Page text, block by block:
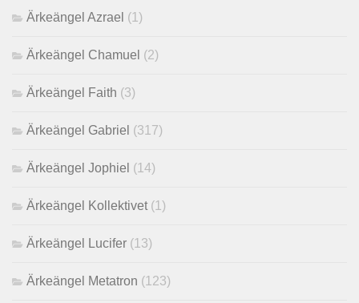
Ärkeängel Azrael (1)
Ärkeängel Chamuel (2)
Ärkeängel Faith (3)
Ärkeängel Gabriel (317)
Ärkeängel Jophiel (14)
Ärkeängel Kollektivet (1)
Ärkeängel Lucifer (13)
Ärkeängel Metatron (123)